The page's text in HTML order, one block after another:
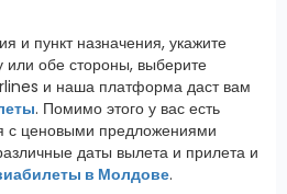
и пункт назначения, укажите
обе стороны, выберите
и наша платформа даст вам
. Помимо этого у вас есть
с ценовыми предложениями
даты вылета и прилета и
в Молдове.